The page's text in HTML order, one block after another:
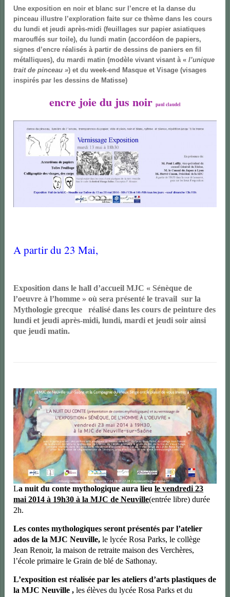
Une exposition en noir et blanc sur l’encre et la danse du
pinceau illustre l’exploration faite sur ce thème dans les cours
du lundi et jeudi après-midi (feuillages sur papier asiatiques
marouflés sur toile), du lundi matin (accordéon de papiers,
signes d’encre réalisés à partir de dessins de paniers en fil
métalliques), du mardi matin (modèle vivant visant à «l’unique
trait de pinceau ») et du week-end Masque et Visage (visages
inspirés par les dessins de Matisse)
encre joie du jus noir paul claudel
A partir du 23 Mai,
Exposition dans le hall d’accueil MJC « Sénèque de
l’oeuvre à l’homme » où sera présentéle travail sur la
Mythologie grecque réalisé dans les cours de peinture des
lundi et jeudi après-midi, lundi, mardi et jeudi soir ainsi
que jeudi matin.
La nuit du conte mythologique aura lieule vendredi 23
mai 2014 à 19h30 à la MJC de Neuville(entrée libre) durée
2h.
Les contes mythologiques seront présentés par l’atelier
ados de la MJC Neuville, le lycée Rosa Parks, le collège
Jean Renoir, la maison de retraite maison des Verchères,
l’école primaire le Grain de blé de Sathonay.
L’exposition est réalisée par les ateliers d’arts plastiques de
la MJC Neuville , les élèves du lycée Rosa Parks et du